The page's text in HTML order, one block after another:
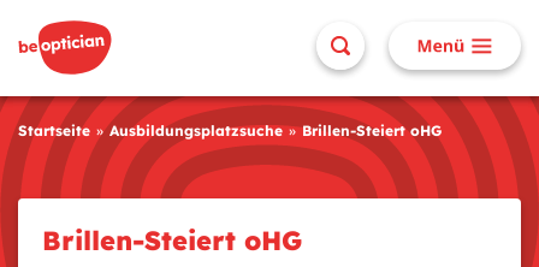
Startseite Ausbildungsplatzsuche Brillen-Steiert oHG
Brillen-Steiert oHG